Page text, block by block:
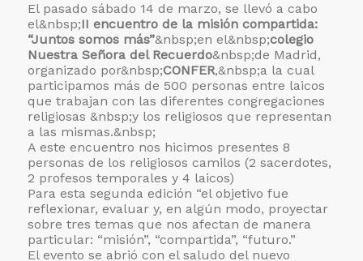
El pasado sábado 14 de marzo, se llevó a cabo
el&nbsp;II encuentro de la misión compartida:
“Juntos somos más”&nbsp;en el&nbsp;colegio
Nuestra Señora del Recuerdo&nbsp;de Madrid,
organizado por&nbsp;CONFER,&nbsp;a la cual
participamos más de 500 personas entre laicos
que trabajan con las diferentes congregaciones
religiosas &nbsp;y los religiosos que representan
a las mismas.&nbsp;
A este encuentro nos hicimos presentes 8
personas de los religiosos camilos (2 sacerdotes,
2 profesos temporales y 4 laicos)
Para esta segunda edición “el objetivo fue
reflexionar, evaluar y, en algún modo, proyectar
sobre tres temas que nos afectan de manera
particular: “misión”, “compartida”, “futuro.”
El evento se abrió con el saludo del nuevo